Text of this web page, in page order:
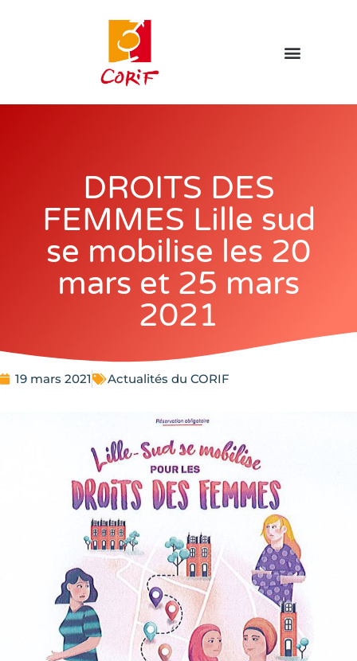
DROITS DES
FEMMES Lille sud
se mobilise les 20
mars et 25 mars
2021
19 mars 2021 Actualités du CORIF